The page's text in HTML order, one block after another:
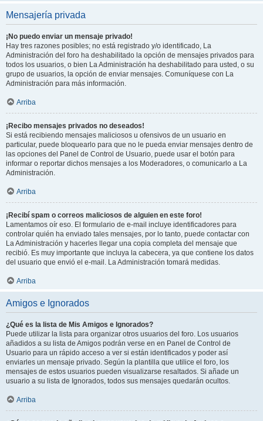
Mensajería privada
¡No puedo enviar un mensaje privado!
Hay tres razones posibles; no está registrado y/o identificado, La
Administración del foro ha deshabilitado la opción de mensajes privados para
todos los usuarios, o bien La Administración ha deshabilitado para usted, o su
grupo de usuarios, la opción de enviar mensajes. Comuníquese con La
Administración para más información.
Arriba
¡Recibo mensajes privados no deseados!
Si está recibiendo mensajes maliciosos u ofensivos de un usuario en
particular, puede bloquearlo para que no le pueda enviar mensajes dentro de
las opciones del Panel de Control de Usuario, puede usar el botón para
informar o reportar dichos mensajes a los Moderadores, o comunicarlo a La
Administración.
Arriba
¡Recibí spam o correos maliciosos de alguien en este foro!
Lamentamos oír eso. El formulario de e-mail incluye identificadores para
controlar quién ha enviado tales mensajes, por lo tanto, puede contactar con
La Administración y hacerles llegar una copia completa del mensaje que
recibió. Es muy importante que incluya la cabecera, ya que contiene los datos
del usuario que envió el e-mail. La Administración tomará medidas.
Arriba
Amigos e Ignorados
¿Qué es la lista de Mis Amigos e Ignorados?
Puede utilizar la lista para organizar otros usuarios del foro. Los usuarios
añadidos a su lista de Amigos podrán verse en en Panel de Control de
Usuario para un rápido acceso a ver si están identificados y poder así
enviarles un mensaje privado. Según la plantilla que utilice el foro, los
mensajes de estos usuarios pueden visualizarse resaltados. Si añade un
usuario a su lista de Ignorados, todos sus mensajes quedarán ocultos.
Arriba